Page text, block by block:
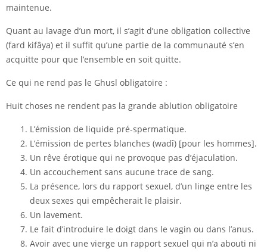
maintenue.
Quant au lavage d’un mort, il s’agit d’une obligation collective
(fard kifâya) et il suffit qu’une partie de la communauté s’en
acquitte pour que l’ensemble en soit quitte.
Ce qui ne rend pas le Ghusl obligatoire :
Huit choses ne rendent pas la grande ablution obligatoire
L’émission de liquide pré-spermatique.
L’émission de pertes blanches (wadî) [pour les hommes].
Un rêve érotique qui ne provoque pas d’éjaculation.
Un accouchement sans aucune trace de sang.
La présence, lors du rapport sexuel, d’un linge entre les
deux sexes qui empêcherait le plaisir.
Un lavement.
Le fait d’introduire le doigt dans le vagin ou dans l’anus.
Avoir avec une vierge un rapport sexuel qui n’a abouti ni